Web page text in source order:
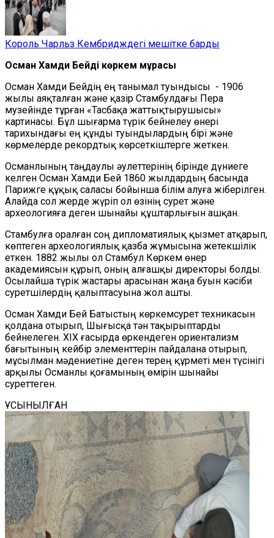
Король Чарльз Кембридждегі мешітке барды
Осман Хамди Бейдің көркем мұрасы
Осман Хамди Бейдің ең танымал туындысы - 1906
жылы аяқталған және қазір Стамбулдағы Пера
музейінде тұрған «Тасбақа жаттықтырушысы»
картинасы. Бұл шығарма түрік бейнелеу өнері
тарихындағы ең құнды туындылардың бірі және
көрмелерде рекордтық көрсеткіштерге жеткен.
Османлының таңдаулы әулеттерінің бірінде дүниеге
келген Осман Хамди Бей 1860 жылдардың басында
Парижге құқық саласы бойынша білім алуға жіберілген.
Алайда сол жерде жүріп ол өзінің сурет және
археологияға деген шынайы құштарлығын ашқан.
Стамбулға оралған соң дипломатиялық қызмет атқарып,
көптеген археологиялық қазба жұмысына жетекшілік
еткен. 1882 жылы ол Стамбул Көркем өнер
академиясын құрып, оның алғашқы директоры болды.
Осылайша түрік жастары арасынан жаңа буын кәсіби
суретшілердің қалыптасуына жол ашты.
Осман Хамди Бей Батыстың көркемсурет техникасын
қолдана отырып, Шығысқа тән тақырыптарды
бейнелеген. XIX ғасырда өркендеген ориентализм
бағытының кейбір элементтерін пайдалана отырып,
мұсылман мәдениетіне деген терең құрметі мен түсінігі
арқылы Османлы қоғамының өмірін шынайы
суреттеген.
ҰСЫНЫЛҒАН